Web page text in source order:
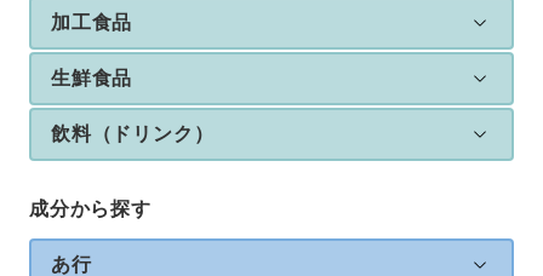
加工食品
生鮮食品
飲料（ドリンク）
成分から探す
あ行